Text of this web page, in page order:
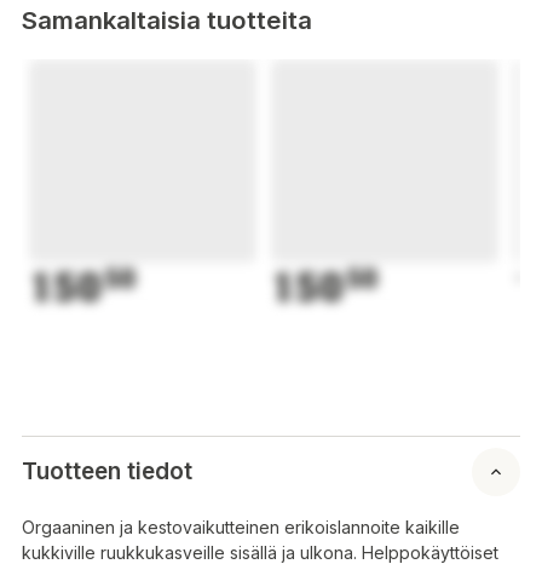
Samankaltaisia tuotteita
15050 15050
Tuotteen tiedot
Orgaaninen ja kestovaikutteinen erikoislannoite kaikille
kukkiville ruukkukasveille sisällä ja ulkona. Helppokäyttöiset